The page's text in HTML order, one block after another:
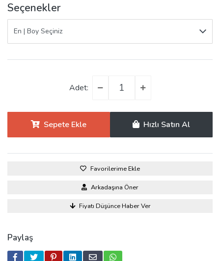
Seçenekler
Adet:
Sepete Ekle Hızlı Satın Al
Favorilerime Ekle
Arkadaşına Öner
Fiyatı Düşünce Haber Ver
Paylaş